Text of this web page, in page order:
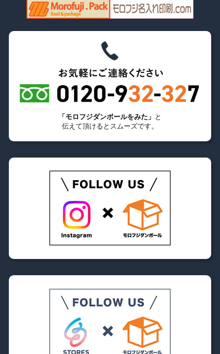
「モロフジダンボールをみた」 と
伝えて頂けるとスムーズです。